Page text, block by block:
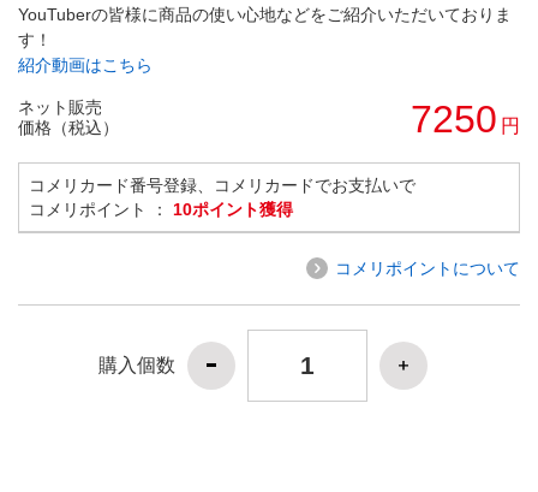
YouTuberの皆様に商品の使い心地などをご紹介いただいておりま
す！
紹介動画はこちら
ネット販売
価格（税込）
7250 円
コメリカード番号登録、コメリカードでお支払いで
コメリポイント ： 10ポイント獲得
コメリポイントについて
購入個数